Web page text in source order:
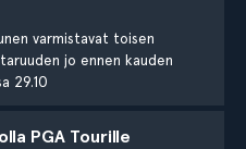
varmistavat toisen
jo ennen kauden
29.10
PGA Tourille